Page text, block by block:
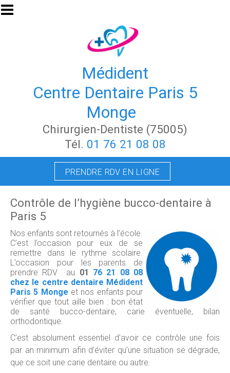
Aller au contenu principal
Médident
Centre Dentaire Paris 5
Monge
Chirurgien-Dentiste (75005)
Tél. 01 76 21 08 08
PRENDRE RDV EN LIGNE
Contrôle de l’hygiène bucco-dentaire à
Paris 5
Nos enfants sont retournés à l’école.
C’est l’occasion pour eux de se
remettre dans le rythme scolaire.
L’occasion pour les parents de
prendre RDV au 01 76 21 08 08
chez le centre dentaire Médident
Paris 5 Monge et nos enfants pour
vérifier que tout aille bien : bon état
de santé bucco-dentaire, carie éventuelle, bilan
orthodontique.
C’est absolument essentiel d’avoir ce contrôle une fois
par an minimum afin d’éviter qu’une situation se dégrade,
que ce soit une carie dentaire ou autre.